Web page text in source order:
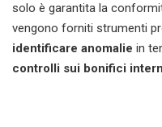
solo è garantita la
vengono forniti strumenti
identificare anomalie in
controlli sui bonifici